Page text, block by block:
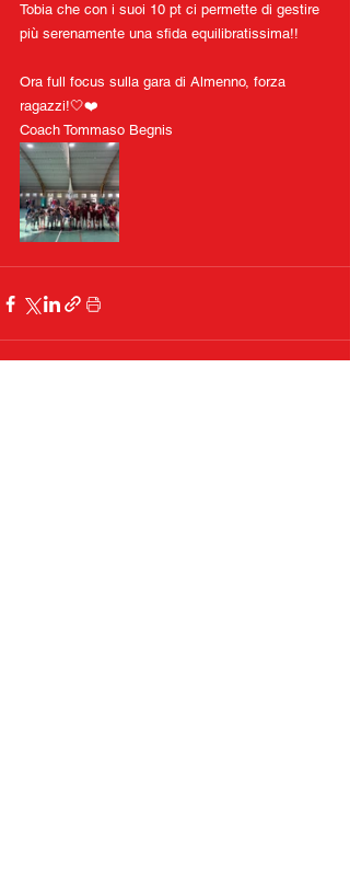
Tobia che con i suoi 10 pt ci permette di gestire
più serenamente una sfida equilibratissima!!
Ora full focus sulla gara di Almenno, forza
ragazzi!🤍❤️
Coach Tommaso Begnis